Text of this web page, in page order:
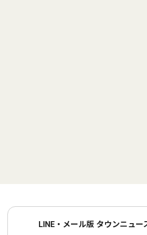
LINE・メール版 タウンニュー